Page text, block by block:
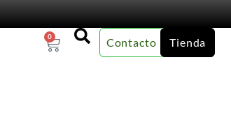
0 Contacto Tienda